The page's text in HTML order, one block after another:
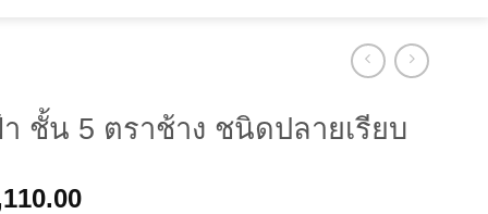
ชั้น 5 ตราช้าง ชนิดปลายเรียบ
Price